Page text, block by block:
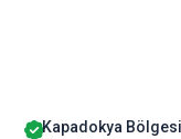
Kapadokya